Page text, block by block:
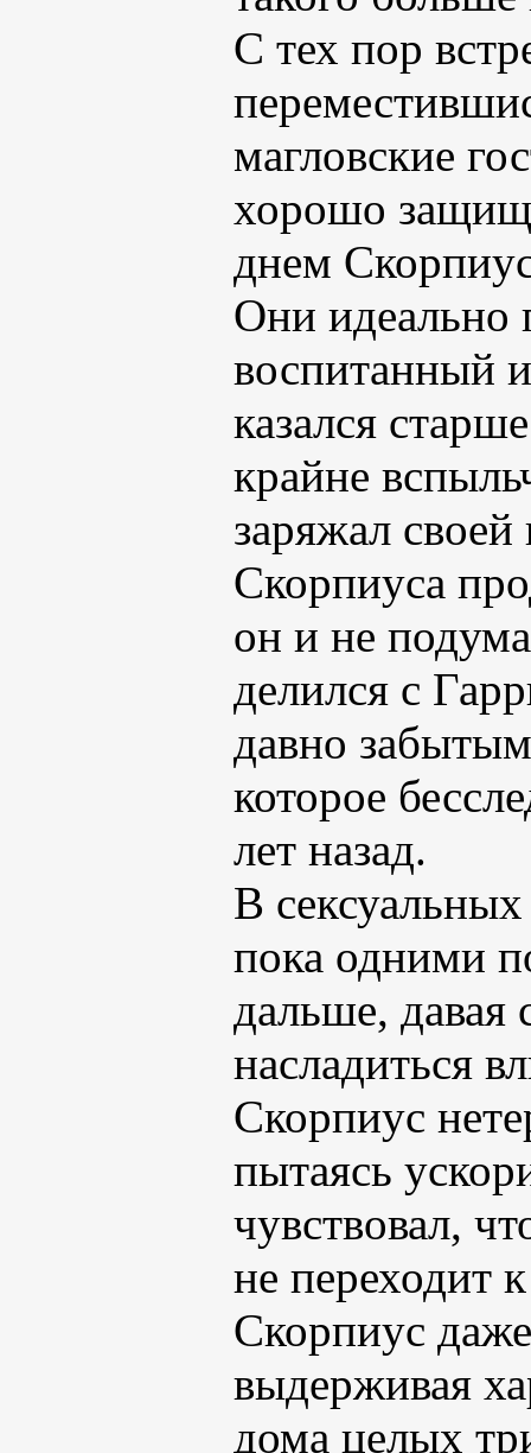
С тех пор
магловские
хорошо
днем
Они идеально
воспитанный
казался
крайне
заряжал своей
Скорпиуса
он и не
делился с
давно
которое
лет назад.
В
пока одними
дальше,
насладиться
Скорпиус
пытаясь
чувствовал,
не переходит
Скорпиус
выдерживая
дома целых